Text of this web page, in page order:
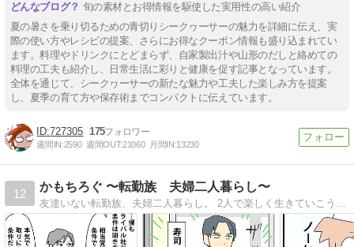
旬の素材とお得情報を駆使した実用性の高い紹介
夏の暑さを乗り切るための青切りシークヮーサーの魅力を詳細に伝え、実
際の使い方やレシピの提案、さらにお得なクーポン情報も盛り込まれてい
ます。料理やドリンクにとどまらず、自家製出汁や山形のだしと絡めての
料理の工夫も紹介し、日常生活に彩りと健康を促す記事となっています。
全体を通じて、シークヮーサーの新たな魅力や工夫した楽しみ方を提案
し、夏季の育て方や保存術までコンパクトに伝えています。
727305 175
週間IN:2590 週間OUT:21060 月間IN:13230
12
かもちろぐ 〜転勤族 夫婦二人暮らし〜